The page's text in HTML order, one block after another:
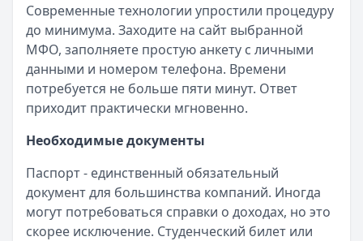
Современные технологии упростили процедуру
до минимума. Заходите на сайт выбранной
МФО, заполняете простую анкету с личными
данными и номером телефона. Времени
потребуется не больше пяти минут. Ответ
приходит практически мгновенно.
Необходимые документы
Паспорт - единственный обязательный
документ для большинства компаний. Иногда
могут потребоваться справки о доходах, но это
скорее исключение. Студенческий билет или